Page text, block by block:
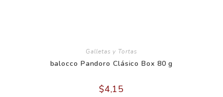
Galletas y Tortas
balocco Pandoro Clásico Box 80 g
$4,15